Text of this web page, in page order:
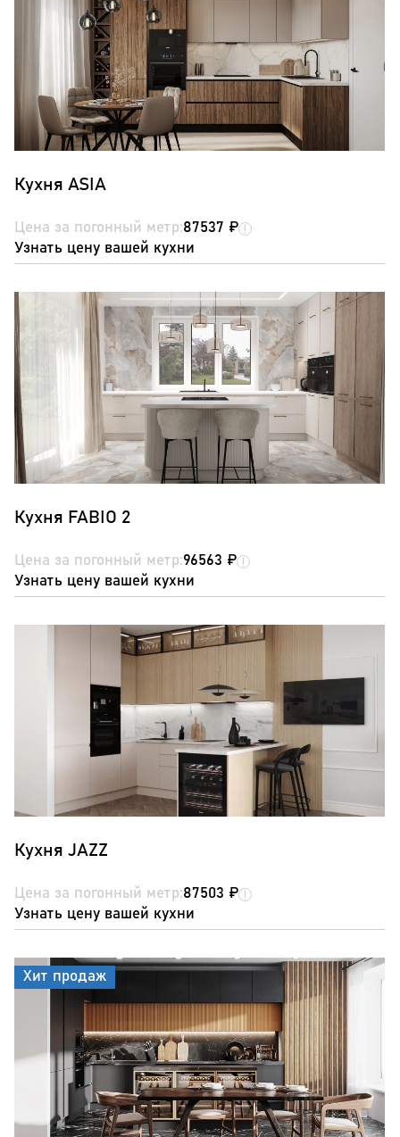
Кухня ASIA
Цена за погонный метр:87537 ₽
Узнать цену вашей кухни
Кухня FABIO 2
Цена за погонный метр:96563 ₽
Узнать цену вашей кухни
Кухня JAZZ
Цена за погонный метр:87503 ₽
Узнать цену вашей кухни
Хит продаж